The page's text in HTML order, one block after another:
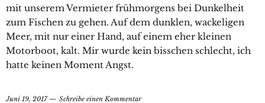
mit unserem Vermieter frühmorgens bei Dunkelheit
zum Fischen zu gehen. Auf dem dunklen, wackeligen
Meer, mit nur einer Hand, auf einem eher kleinen
Motorboot, kalt. Mir wurde kein bisschen schlecht, ich
hatte keinen Moment Angst.
Juni 19, 2017
Schreibe einen Kommentar